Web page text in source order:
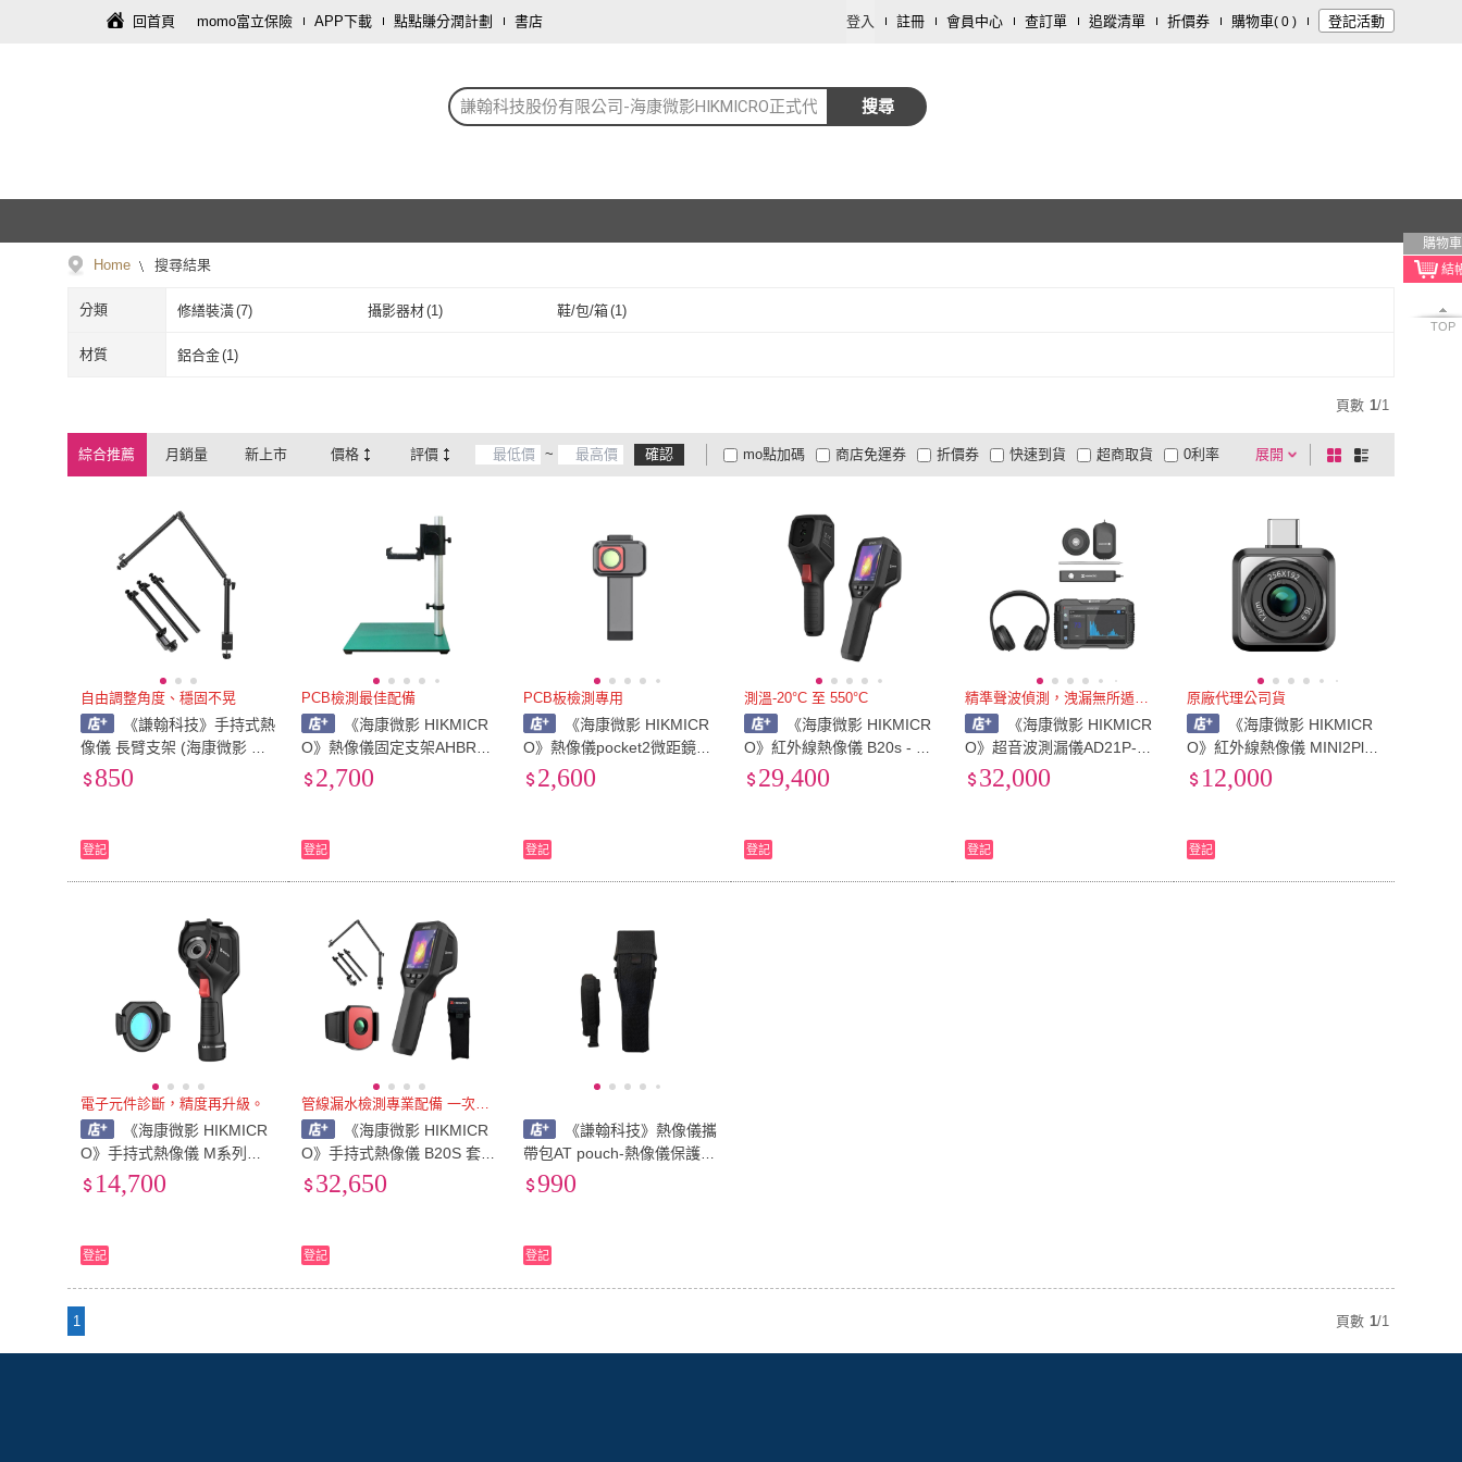
回首頁 momo富立保險 APP下載 點點賺分潤計劃 書店 登入 註冊 會員中心 查訂單 追蹤清單 折價券 購物車( 0 ) 登記活動
謙翰科技股份有限公司-海康微影HIKMICRO正式代理商 搜尋
購物車
TOP
Home 搜尋結果
分類 修繕裝潢(7) 攝影器材(1) 鞋/包/箱(1)
材質 鋁合金(1)
頁數 1/1
綜合推薦 月銷量 新上市 價格 評價 ~ 確認 展開
折價券
有影片
商品有量 電視購物
mo點加碼 快速到貨 超商取貨
大家電安心配
大家電快配
商店免運券 0利率
及以上
棋
盤
列
自由調整角度、穩固不晃
《謙翰科技》手持式熱
像儀 長臂支架 (海康微影 HI
KMICRO 正式代理商) B20/B
850
登記
PCB檢測最佳配備
《海康微影 HIKMICR
O》熱像儀固定支架AHBR02
-適用mini／pocket系列 快拆
夾具配件 穩固不晃
2,700
登記
PCB板檢測專用
《海康微影 HIKMICR
O》熱像儀pocket2微距鏡頭-
電路板檢測 PCB檢測 配件
不含主機
2,600
登記
測溫-20°C 至 550°C
《海康微影 HIKMICR
O》紅外線熱像儀 B20s - 紅
外線熱成像 牆體漏水檢測 入
29,400
登記
精準聲波偵測，洩漏無所遁形！
《海康微影 HIKMICR
O》超音波測漏儀AD21P-抓
漏儀器 漏水檢測 專業聽漏儀
32,000
登記
原廠代理公司貨
《海康微影 HIKMICR
O》紅外線熱像儀 MINI2Plus
安卓手機熱像儀-手機測溫 熱
像儀 輕巧款
12,000
登記
電子元件診斷，精度再升級。
《海康微影 HIKMICR
O》手持式熱像儀 M系列微
距鏡頭-M11/M11W/M20W適
用 配件 不含主機
14,700
登記
管線漏水檢測專業配備 一次擁有
《海康微影 HIKMICR
O》手持式熱像儀 B20S 套
組-含熱像儀、支架、微距鏡
頭、保護套 專業一次到位
32,650
登記
《謙翰科技》熱像儀攜
帶包AT pouch-熱像儀保護套
防潑水攜帶包 防撞防塵
990
登記
1 頁數 1/1